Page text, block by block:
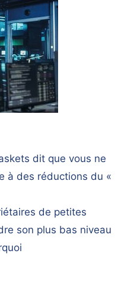
dit que vous ne
à des réductions du «
de petites
son plus bas niveau